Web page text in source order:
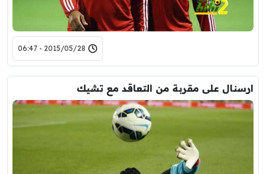
2015/05/28 - 06:47
ارسنال على مقربة من التعاقد مع تشيك